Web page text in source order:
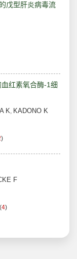
戊型肝炎病毒流
红素氧合酶-1细
K, KADONO K
)
F
(4)